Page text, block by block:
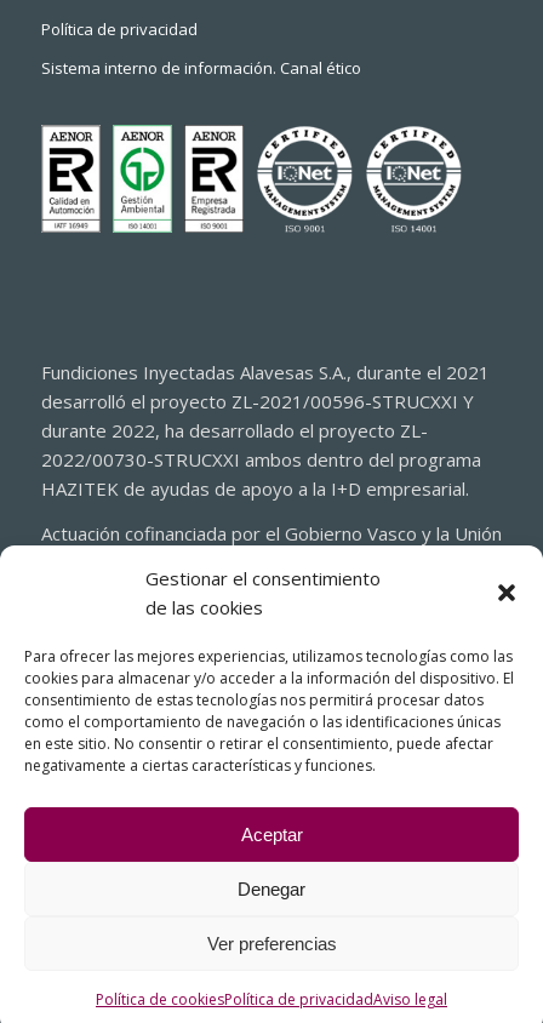
Gestionar el consentimiento
de las cookies
Para ofrecer las mejores experiencias, utilizamos tecnologías como las
cookies para almacenar y/o acceder a la información del dispositivo. El
consentimiento de estas tecnologías nos permitirá procesar datos
como el comportamiento de navegación o las identificaciones únicas
en este sitio. No consentir o retirar el consentimiento, puede afectar
negativamente a ciertas características y funciones.
Aceptar
Denegar
Ver preferencias
Política de cookiesPolítica de privacidadAviso legal
Política de privacidad
Sistema interno de información. Canal ético
Fundiciones Inyectadas Alavesas S.A., durante el 2021
desarrolló el proyecto ZL-2021/00596-STRUCXXI Y
durante 2022, ha desarrollado el proyecto ZL-
2022/00730-STRUCXXI ambos dentro del programa
HAZITEK de ayudas de apoyo a la I+D empresarial.
Actuación cofinanciada por el Gobierno Vasco y la Unión
Regional 2021-2027 (FEDER)
© Copyright - FIASA, Fundición Inyectada de Aluminio para la Industria
Aviso legal
Política de cookies
Sistema interno de información. Canal ético